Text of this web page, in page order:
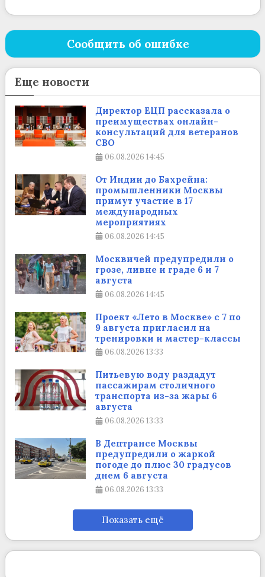
Сообщить об ошибке
Еще новости
Директор ЕЦП рассказала о
преимуществах онлайн-
консультаций для ветеранов
СВО
06.08.2026 14:45
От Индии до Бахрейна:
промышленники Москвы
примут участие в 17
международных
мероприятиях
06.08.2026 14:45
Москвичей предупредили о
грозе, ливне и граде 6 и 7
августа
06.08.2026 14:45
Проект «Лето в Москве» с 7 по
9 августа пригласил на
тренировки и мастер-классы
06.08.2026 13:33
Питьевую воду раздадут
пассажирам столичного
транспорта из-за жары 6
августа
06.08.2026 13:33
В Дептрансе Москвы
предупредили о жаркой
погоде до плюс 30 градусов
днем 6 августа
06.08.2026 13:33
Показать ещё